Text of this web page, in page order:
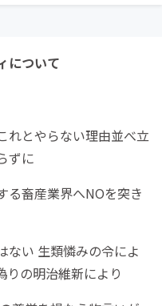
について
れとやらない理由並べ立
ずに
る畜産業界へNOを突き
ない 生類憐みの令によ
りの明治維新により